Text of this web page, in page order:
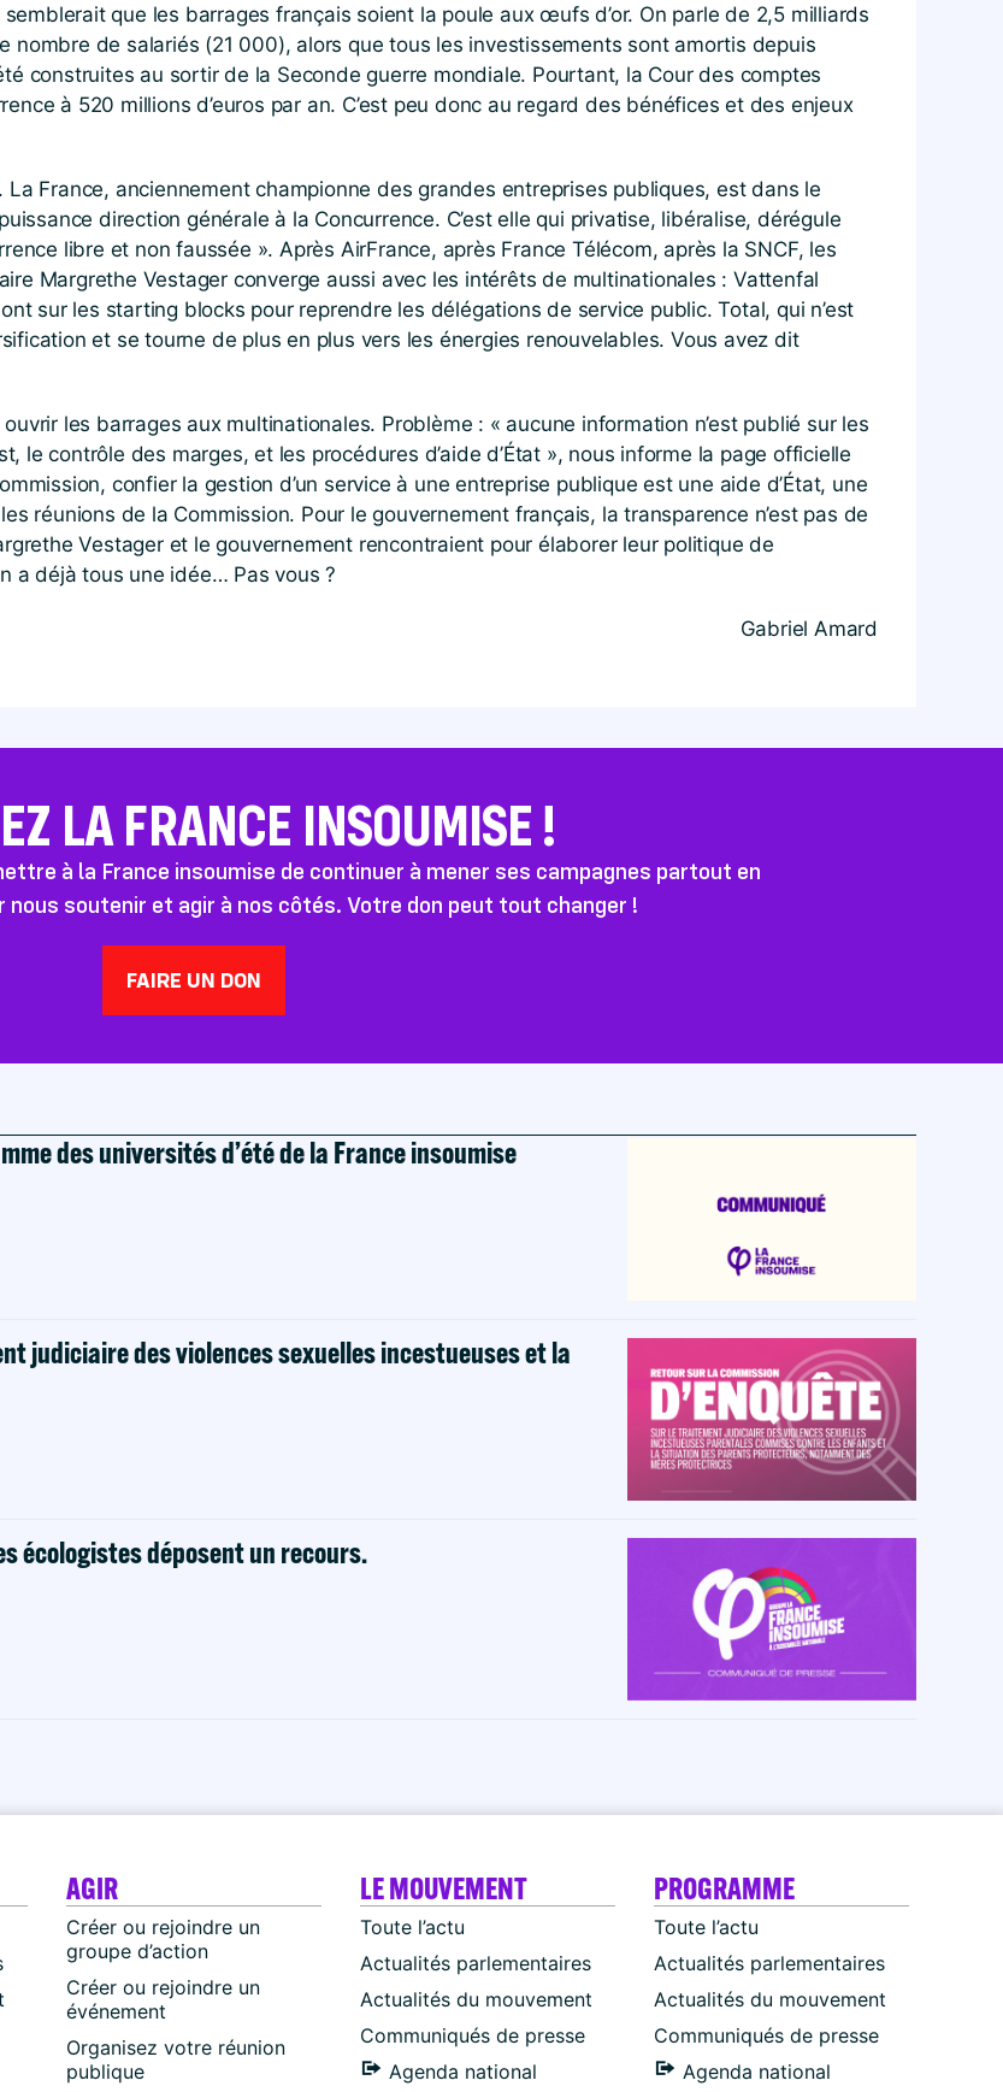
que les barrages français soient la poule aux œufs d’or. On parle de 2,5 milliards
nombre de salariés (21 000), alors que tous les investissements sont amortis depuis
construites au sortir de la Seconde guerre mondiale. Pourtant, la Cour des comptes
à 520 millions d’euros par an. C’est peu donc au regard des bénéfices et des enjeux
France, anciennement championne des grandes entreprises publiques, est dans le
direction générale à la Concurrence. C’est elle qui privatise, libéralise, dérégule
libre et non faussée ». Après AirFrance, après France Télécom, après la SNCF, les
Margrethe Vestager converge aussi avec les intérêts de multinationales : Vattenfal
sur les starting blocks pour reprendre les délégations de service public. Total, qui n’est
et se tourne de plus en plus vers les énergies renouvelables. Vous avez dit
les barrages aux multinationales. Problème : « aucune information n’est publié sur les
le contrôle des marges, et les procédures d’aide d’État », nous informe la page officielle
confier la gestion d’un service à une entreprise publique est une aide d’État, une
réunions de la Commission. Pour le gouvernement français, la transparence n’est pas de
Vestager et le gouvernement rencontraient pour élaborer leur politique de
a déjà tous une idée… Pas vous ?
Gabriel Amard
LA FRANCE INSOUMISE !
à la France insoumise de continuer à mener ses campagnes partout en
nous soutenir et agir à nos côtés. Votre don peut tout changer !
FAIRE UN DON
des universités d’été de la France insoumise
judiciaire des violences sexuelles incestueuses et la
écologistes déposent un recours.
AGIR
Créer ou rejoindre un
groupe d’action
Créer ou rejoindre un
événement
Organisez votre réunion
publique
LE MOUVEMENT
Toute l’actu
Actualités parlementaires
Actualités du mouvement
Communiqués de presse
Agenda national
PROGRAMME
Toute l’actu
Actualités parlementaires
Actualités du mouvement
Communiqués de presse
Agenda national